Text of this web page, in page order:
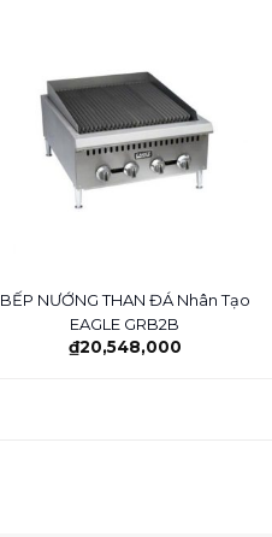
BẾP NƯỚNG THAN ĐÁ Nhân Tạo
EAGLE GRB2B
₫20,548,000